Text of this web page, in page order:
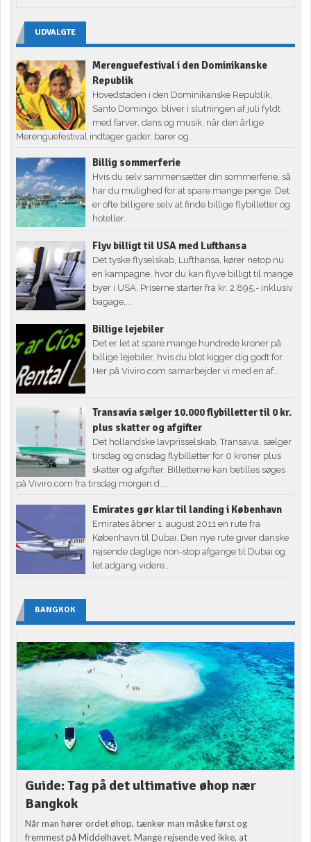
UDVALGTE
Merenguefestival i den Dominikanske
Republik
Hovedstaden i den Dominikanske Republik,
Santo Domingo, bliver i slutningen af juli fyldt
med farver, dans og musik, når den årlige
Merenguefestival indtager gader, barer og...
Billig sommerferie
Hvis du selv sammensætter din sommerferie, så
har du mulighed for at spare mange penge. Det
er ofte billigere selv at finde billige flybilletter og
hoteller...
Flyv billigt til USA med Lufthansa
Det tyske flyselskab, Lufthansa, kører netop nu
en kampagne, hvor du kan flyve billigt til mange
byer i USA. Priserne starter fra kr. 2.895,- inklusiv
bagage,...
Billige lejebiler
Det er let at spare mange hundrede kroner på
billige lejebiler, hvis du blot kigger dig godt for.
Her på Viviro.com samarbejder vi med en af...
Transavia sælger 10.000 flybilletter til 0 kr.
plus skatter og afgifter
Det hollandske lavprisselskab, Transavia, sælger
tirsdag og onsdag flybilletter for 0 kroner plus
skatter og afgifter. Billetterne kan betilles søges
på Viviro.com fra tirsdag morgen d....
Emirates gør klar til landing i København
Emirates åbner 1. august 2011 en rute fra
København til Dubai. Den nye rute giver danske
rejsende daglige non-stop afgange til Dubai og
let adgang videre...
BANGKOK
Guide: Tag på det ultimative øhop nær
Bangkok
Når man hører ordet øhop, tænker man måske først og
fremmest på Middelhavet. Mange rejsende ved ikke, at